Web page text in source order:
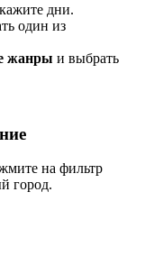
дни.
один из
жанры и выбрать
на фильтр
город.